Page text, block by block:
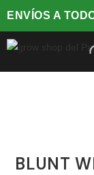
ENVÍOS A
BLUNT